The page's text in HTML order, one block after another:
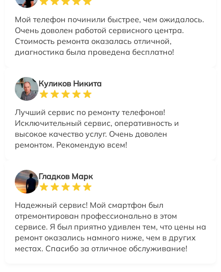
Мой телефон починили быстрее, чем ожидалось.
Очень доволен работой сервисного центра.
Стоимость ремонта оказалась отличной,
диагностика была проведена бесплатно!
Куликов Никита
Лучший сервис по ремонту телефонов!
Исключительный сервис, оперативность и
высокое качество услуг. Очень доволен
ремонтом. Рекомендую всем!
Гладков Марк
Надежный сервис! Мой смартфон был
отремонтирован профессионально в этом
сервисе. Я был приятно удивлен тем, что цены на
ремонт оказались намного ниже, чем в других
местах. Спасибо за отличное обслуживание!